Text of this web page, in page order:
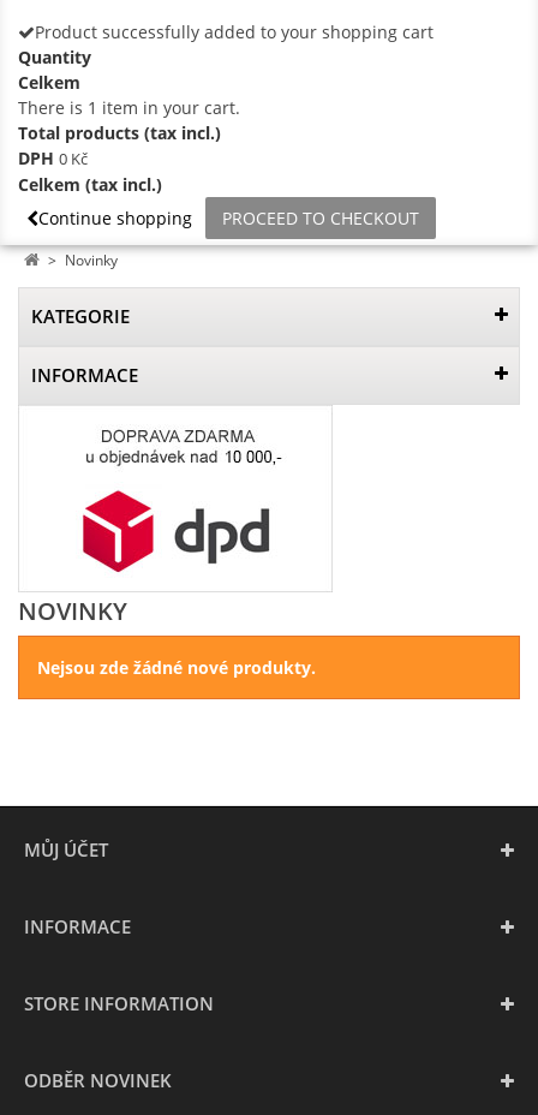
Product successfully added to your shopping cart
Quantity
Celkem
There is 1 item in your cart.
Total products (tax incl.)
DPH 0 Kč
Celkem (tax incl.)
Continue shopping
PROCEED TO CHECKOUT
> Novinky
KATEGORIE
INFORMACE
NOVINKY
Nejsou zde žádné nové produkty.
MŮJ ÚČET
INFORMACE
STORE INFORMATION
ODBĚR NOVINEK